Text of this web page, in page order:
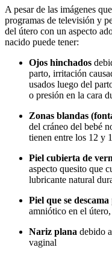
A pesar de las imágenes
programas de televisión y
del útero con un aspecto
nacido puede tener:
Ojos hinchados
parto, irritación
usados luego del
o presión en la cara
Zonas blandas
del cráneo del bebé
tienen entre los 12 y
Piel cubierta de
aspecto quesito que
lubricante natural
Piel que se descama
amniótico en el
Nariz plana debido
vaginal